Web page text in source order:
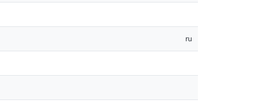
ru